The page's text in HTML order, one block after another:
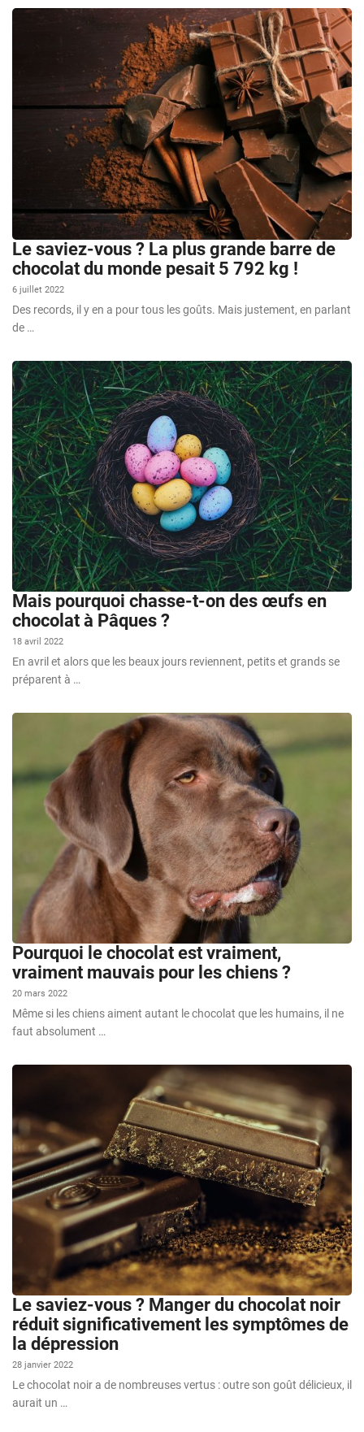
Le saviez-vous ? La plus grande barre de
chocolat du monde pesait 5 792 kg !
6 juillet 2022
Des records, il y en a pour tous les goûts. Mais justement, en parlant
de …
Mais pourquoi chasse-t-on des œufs en
chocolat à Pâques ?
18 avril 2022
En avril et alors que les beaux jours reviennent, petits et grands se
préparent à …
Pourquoi le chocolat est vraiment,
vraiment mauvais pour les chiens ?
20 mars 2022
Même si les chiens aiment autant le chocolat que les humains, il ne
faut absolument …
Le saviez-vous ? Manger du chocolat noir
réduit significativement les symptômes de
la dépression
28 janvier 2022
Le chocolat noir a de nombreuses vertus : outre son goût délicieux, il
aurait un …